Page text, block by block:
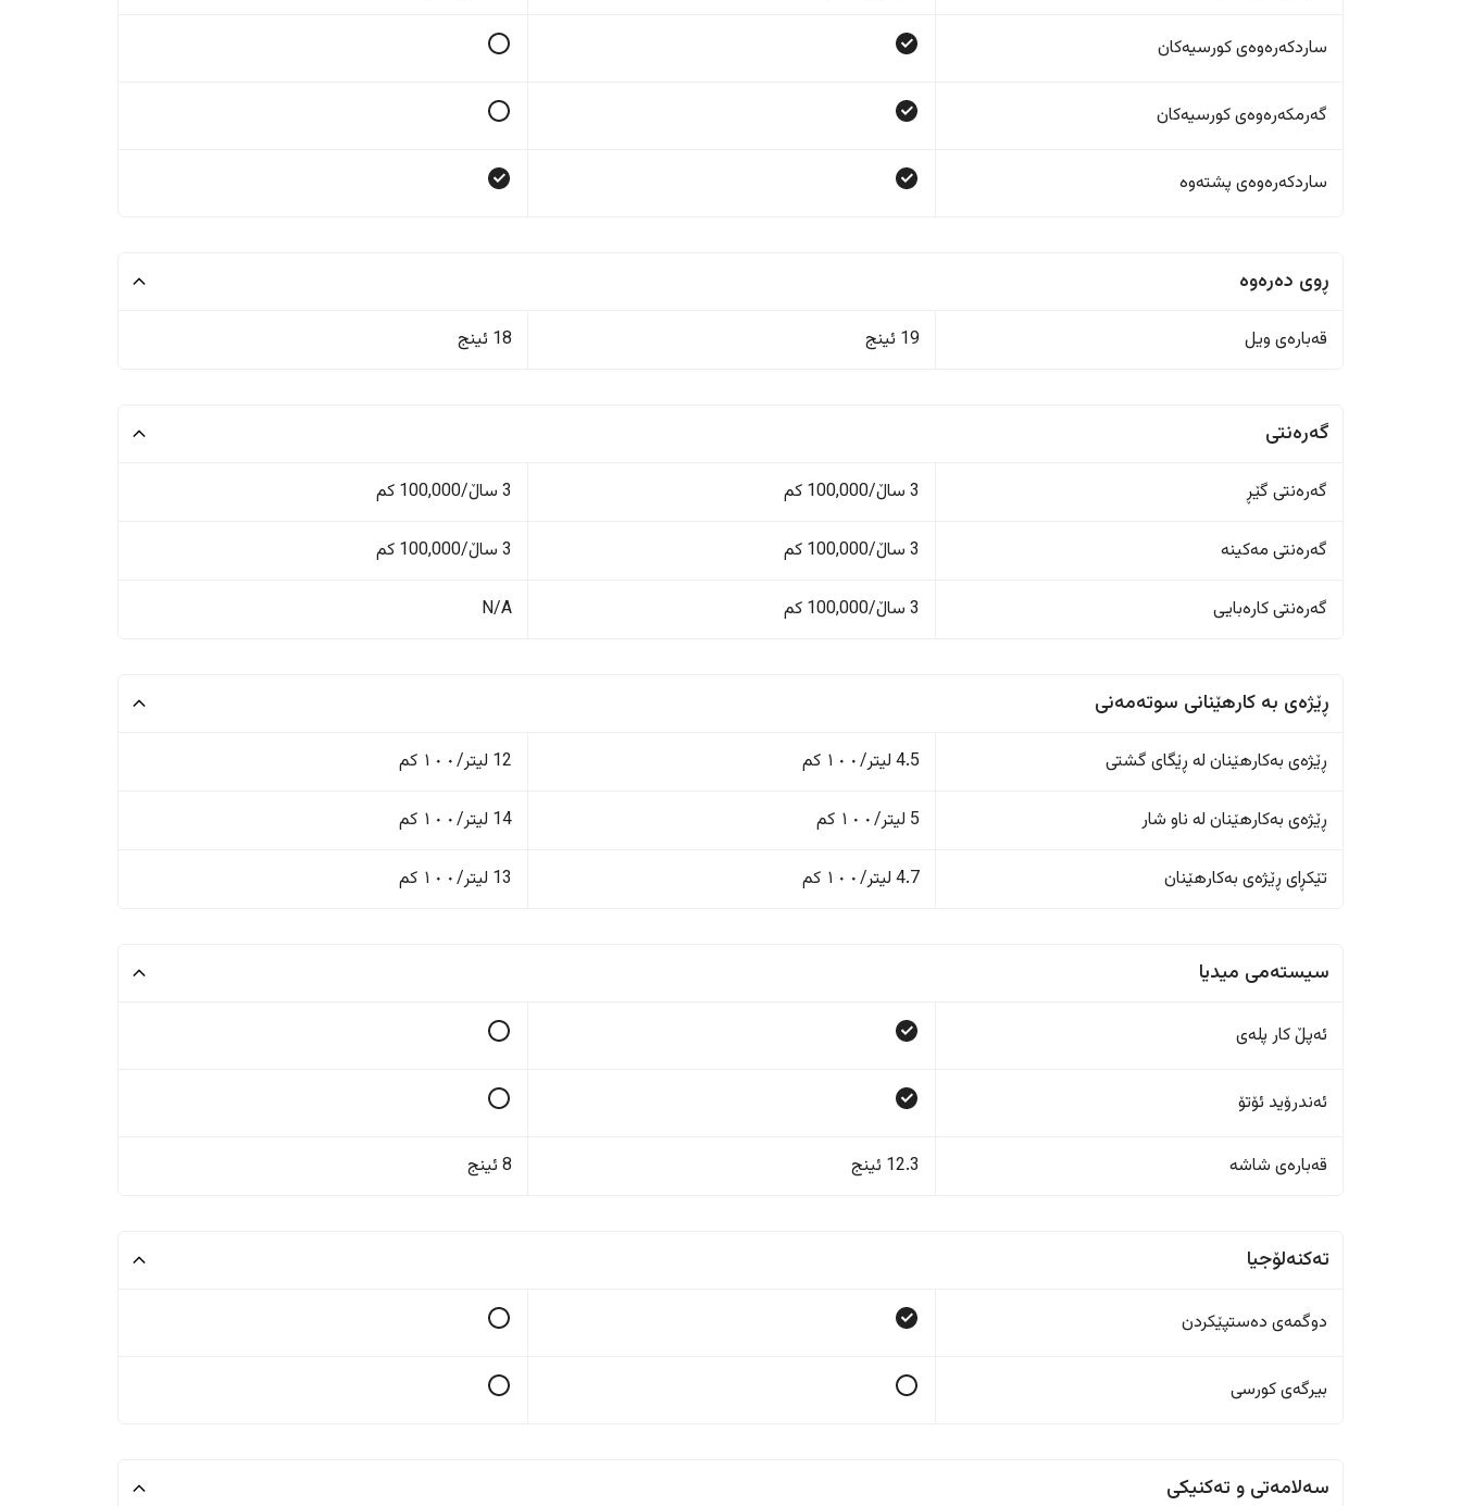
ساردکەرەوەی کورسیەکان
گەرمکەرەوەی کورسیەکان
ساردکەرەوەی پشتەوە
ڕوی دەرەوە
قەبارەی ویل 19 ئینج 18 ئینج
گەرەنتی
گەرەنتی گێڕ 3 ساڵ/100,000 کم 3 ساڵ/100,000 کم
گەرەنتی مەکینە 3 ساڵ/100,000 کم 3 ساڵ/100,000 کم
گەرەنتی کارەبایی 3 ساڵ/100,000 کم N/A
ڕێژەى به کارهێنانی سوتەمەنی
ڕێژەى بەکارهێنان له ڕێگای گشتی 4.5 لیتر/١٠٠ کم 12 لیتر/١٠٠ کم
ڕێژەى بەکارهێنان له ناو شار 5 لیتر/١٠٠ کم 14 لیتر/١٠٠ کم
تێکڕای ڕێژەى بەکارهێنان 4.7 لیتر/١٠٠ کم 13 لیتر/١٠٠ کم
سیستەمی میدیا
ئەپڵ کار پلەی
ئەندرۆید ئۆتۆ
قەبارەی شاشە 12.3 ئینج 8 ئینج
تەکنەلۆجیا
دوگمەی دەستپێکردن
بیرگەی کورسی
سەلامەتی و تەکنیکی